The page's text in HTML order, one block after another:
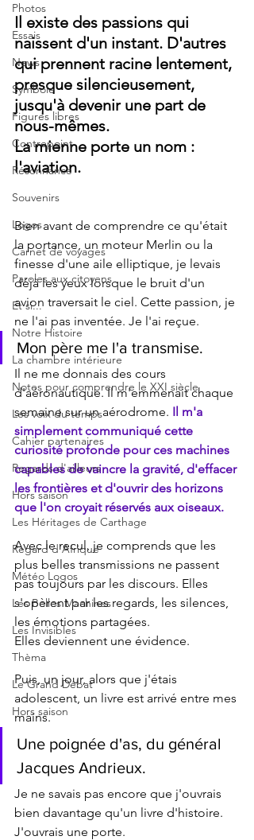
Photos
Essais
News
Symbole
Figures libres
Contrepoint
Résonnance
Souvenirs
Logos
Carnet de voyages
Paroles aux citoyens
Et si...
Notre Histoire
La chambre intérieure
Notes pour comprendre le XXI siècle
Les voix du temps
Cahier partenaires
Regards d'ailleurs
Hors saison
Les Héritages de Carthage
Regard d'Afrique
Météo Logos
Les Belles Machines
Les Invisibles
Thèma
Le Grand Débat
Hors saison
Il existe des passions qui
naissent d'un instant. D'autres
qui prennent racine lentement,
presque silencieusement,
jusqu'à devenir une part de
nous-mêmes.
La mienne porte un nom :
l'aviation.
Bien avant de comprendre ce qu'était
la portance, un moteur Merlin ou la
finesse d'une aile elliptique, je levais
déjà les yeux lorsque le bruit d'un
avion traversait le ciel. Cette passion, je
ne l'ai pas inventée. Je l'ai reçue.
Mon père me l'a transmise.
Il ne me donnais des cours
d'aéronautique. Il m'emmenait chaque
semaine sur un aérodrome. Il m'a
simplement communiqué cette
curiosité profonde pour ces machines
capables de vaincre la gravité, d'effacer
les frontières et d'ouvrir des horizons
que l'on croyait réservés aux oiseaux.
Avec le recul, je comprends que les
plus belles transmissions ne passent
pas toujours par les discours. Elles
s'opèrent par les regards, les silences,
les émotions partagées.
Elles deviennent une évidence.
Puis, un jour, alors que j'étais
adolescent, un livre est arrivé entre mes
mains.
Une poignée d'as, du général
Jacques Andrieux.
Je ne savais pas encore que j'ouvrais
bien davantage qu'un livre d'histoire.
J'ouvrais une porte.